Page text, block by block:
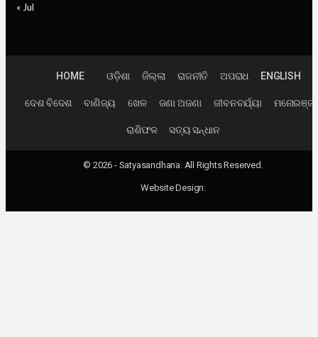
« Jul
HOME ଓଡ଼ିଶା ଜିଲ୍ଲା ରାଜନୀତି ଅପରାଧ ENGLISH
ଦେଶ ବିଦେଶ ବାଣିଜ୍ୟ ଖେଳ ଜଣା ଅଜଣା ଜୀବନଚର୍ଯ୍ୟା
ରାଶିଫଳ ସତ୍ୟ ସନ୍ଧାନ
© 2026 - Satyasandhana. All Rights Reserved.
Website Design: